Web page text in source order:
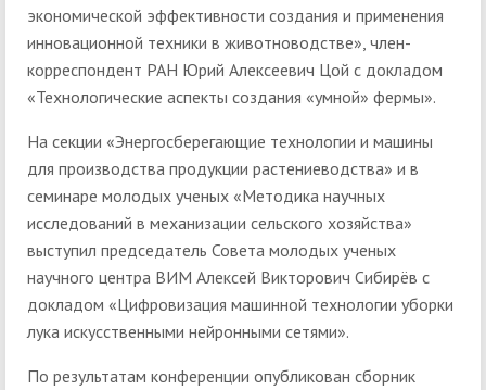
экономической эффективности создания и применения
инновационной техники в животноводстве», член-
корреспондент РАН Юрий Алексеевич Цой с докладом
«Технологические аспекты создания «умной» фермы».
На секции «Энергосберегающие технологии и машины
для производства продукции растениеводства» и в
семинаре молодых ученых «Методика научных
исследований в механизации сельского хозяйства»
выступил председатель Совета молодых ученых
научного центра ВИМ Алексей Викторович Сибирёв с
докладом «Цифровизация машинной технологии уборки
лука искусственными нейронными сетями».
По результатам конференции опубликован сборник